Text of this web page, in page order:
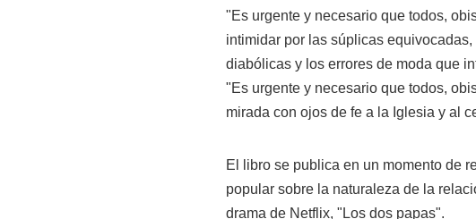
"Es urgente y necesario que todos,
intimidar por las súplicas
diabólicas y los errores de moda que
"Es urgente y necesario que todos,
mirada con ojos de fe a la Iglesia y al
El libro se publica en un momento de
popular sobre la naturaleza de la
drama de Netflix, "Los dos papas".